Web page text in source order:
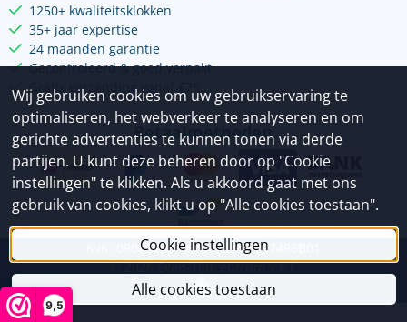
9,5
1250+ kwaliteitsklokken
35+ jaar expertise
24 maanden garantie
Gecontroleerd & goed verpakt
Gratis verzending vanaf €75
Betaalmethoden
KvK: 09049833 - Btw: NL800397496B01
©2026Even-Tijdcentrum v.o.f.
Wij gebruiken cookies om uw gebruikservaring te
optimaliseren, het webverkeer te analyseren en om
gerichte advertenties te kunnen tonen via derde
partijen. U kunt deze beheren door op "Cookie
instellingen" te klikken. Als u akkoord gaat met ons
gebruik van cookies, klikt u op "Alle cookies toestaan".
Cookie instellingen
Alle cookies toestaan